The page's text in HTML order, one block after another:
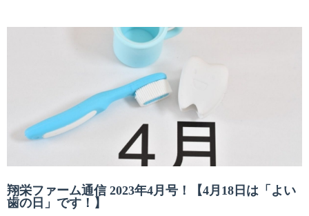
翔栄ファーム通信 2023年4月号！【4月18日は「よい
歯の日」です！】